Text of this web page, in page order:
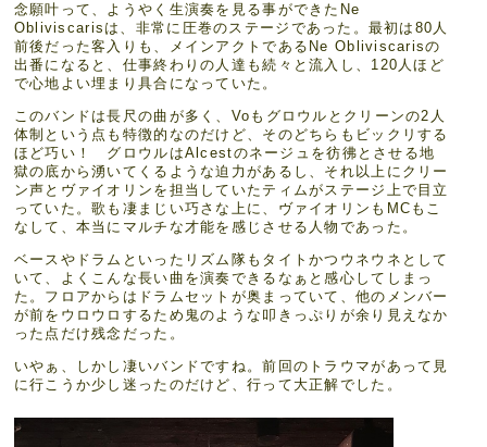
念願叶って、ようやく生演奏を見る事ができたNe
Obliviscarisは、非常に圧巻のステージであった。最初は80人
前後だった客入りも、メインアクトであるNe Obliviscarisの
出番になると、仕事終わりの人達も続々と流入し、120人ほど
で心地よい埋まり具合になっていた。
このバンドは長尺の曲が多く、Voもグロウルとクリーンの2人
体制という点も特徴的なのだけど、そのどちらもビックリする
ほど巧い！ グロウルはAlcestのネージュを彷彿とさせる地
獄の底から湧いてくるような迫力があるし、それ以上にクリー
ン声とヴァイオリンを担当していたティムがステージ上で目立
っていた。歌も凄まじい巧さな上に、ヴァイオリンもMCもこ
なして、本当にマルチな才能を感じさせる人物であった。
ベースやドラムといったリズム隊もタイトかつウネウネとして
いて、よくこんな長い曲を演奏できるなぁと感心してしまっ
た。フロアからはドラムセットが奥まっていて、他のメンバー
が前をウロウロするため鬼のような叩きっぷりが余り見えなか
った点だけ残念だった。
いやぁ、しかし凄いバンドですね。前回のトラウマがあって見
に行こうか少し迷ったのだけど、行って大正解でした。